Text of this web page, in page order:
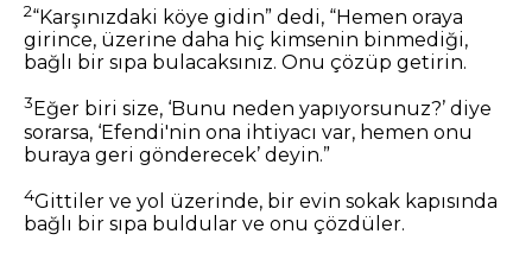
2“Karşınızdaki köye gidin” dedi, “Hemen oraya
girince, üzerine daha hiç kimsenin binmediği,
bağlı bir sıpa bulacaksınız. Onu çözüp getirin.
3 Eğer biri size, ‘Bunu neden yapıyorsunuz?’ diye
sorarsa, ‘Efendi'nin ona ihtiyacı var, hemen onu
buraya geri gönderecek’ deyin.”
4Gittiler ve yol üzerinde, bir evin sokak kapısında
bağlı bir sıpa buldular ve onu çözdüler.